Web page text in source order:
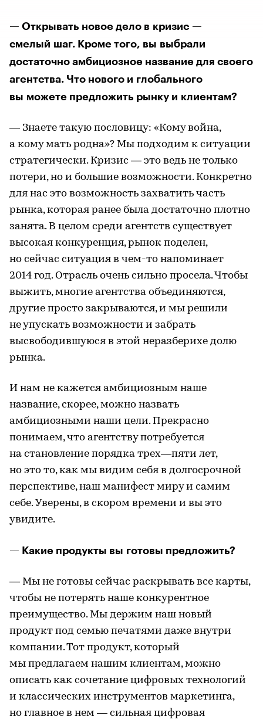
— Открывать новое дело в кризис —
смелый шаг. Кроме того, вы выбрали
достаточно амбициозное название для своего
агентства. Что нового и глобального
вы можете предложить рынку и клиентам?
— Знаете такую пословицу: «Кому война,
а кому мать родна»? Мы подходим к ситуации
стратегически. Кризис — это ведь не только
потери, но и большие возможности. Конкретно
для нас это возможность захватить часть
рынка, которая ранее была достаточно плотно
занята. В целом среди агентств существует
высокая конкуренция, рынок поделен,
но сейчас ситуация в чем-то напоминает
2014 год. Отрасль очень сильно просела. Чтобы
выжить, многие агентства объединяются,
другие просто закрываются, и мы решили
не упускать возможности и забрать
высвободившуюся в этой неразберихе долю
рынка.
И нам не кажется амбициозным наше
название, скорее, можно назвать
амбициозными наши цели. Прекрасно
понимаем, что агентству потребуется
на становление порядка трех—пяти лет,
но это то, как мы видим себя в долгосрочной
перспективе, наш манифест миру и самим
себе. Уверены, в скором времени и вы это
увидите.
— Какие продукты вы готовы предложить?
— Мы не готовы сейчас раскрывать все карты,
чтобы не потерять наше конкурентное
преимущество. Мы держим наш новый
продукт под семью печатями даже внутри
компании. Тот продукт, который
мы предлагаем нашим клиентам, можно
описать как сочетание цифровых технологий
и классических инструментов маркетинга,
но главное в нем — сильная цифровая